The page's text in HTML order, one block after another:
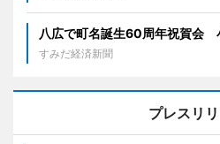
八広で町名誕生60周年祝賀会
すみだ経済新聞
プレスリ